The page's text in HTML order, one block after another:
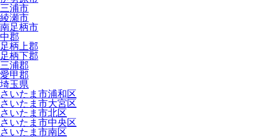
三浦市
綾瀬市
南足柄市
中郡
足柄上郡
足柄下郡
三浦郡
愛甲郡
埼玉県
さいたま市浦和区
さいたま市大宮区
さいたま市北区
さいたま市中央区
さいたま市南区